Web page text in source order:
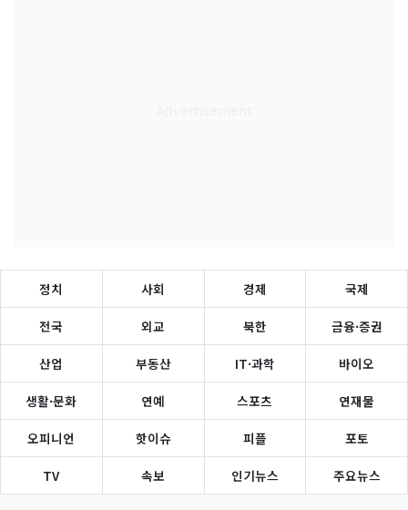
정치 사회 경제 국제
전국 외교 북한 금융·증권
산업 부동산 IT·과학 바이오
생활·문화 연예 스포츠 연재물
오피니언 핫이슈 피플 포토
TV 속보 인기뉴스 주요뉴스